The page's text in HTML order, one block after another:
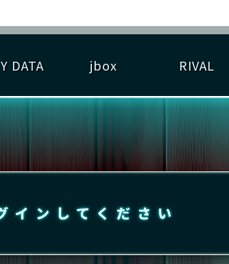
基本の遊び方
べる楽曲
DATA
プレーグラフ ね
jbox RIVAL
プレーヤー検索
大会開催 大会とは？
RANKING
インしてください